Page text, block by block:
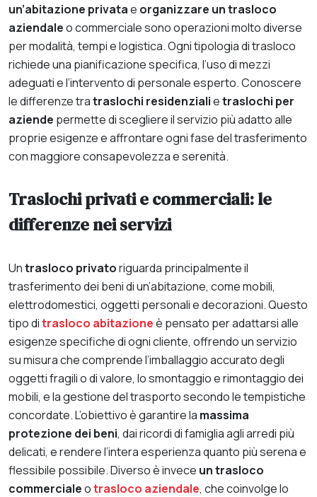
un’abitazione privatae organizzare un trasloco
aziendaleo commerciale sono operazioni molto diverse
per modalità, tempi e logistica. Ogni tipologia di trasloco
richiede una pianificazione specifica, l’uso di mezzi
adeguati e l’intervento di personale esperto. Conoscere
le differenze tratraslochi residenzialietraslochi per
aziende permette di scegliere il servizio più adatto alle
proprie esigenze e affrontare ogni fase del trasferimento
con maggiore consapevolezza e serenità.
Traslochi privati e commerciali: le
differenze nei servizi
Untrasloco privatoriguarda principalmente il
trasferimento dei beni di un’abitazione, come mobili,
elettrodomestici, oggetti personali e decorazioni. Questo
tipo ditrasloco abitazioneè pensato per adattarsi alle
esigenze specifiche di ogni cliente, offrendo un servizio
su misura che comprende l’imballaggio accurato degli
oggetti fragili o di valore, lo smontaggio e rimontaggio dei
mobili, e la gestione del trasporto secondo le tempistiche
concordate. L’obiettivo è garantire la massima
protezione dei beni, dai ricordi di famiglia agli arredi più
delicati, e rendere l’intera esperienza quanto più serena e
flessibile possibile. Diverso è invece un trasloco
commercialeotrasloco aziendale, che coinvolge lo